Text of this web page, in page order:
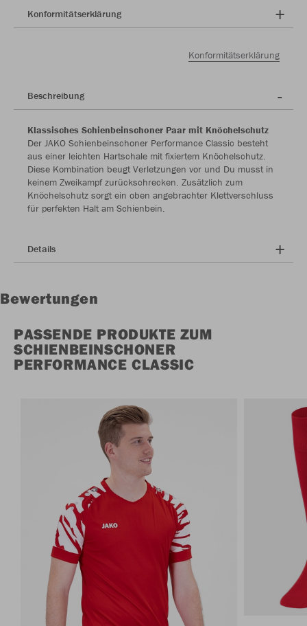
Konformitätserklärung
Konformitätserklärung
Beschreibung
Klassisches Schienbeinschoner Paar mit Knöchelschutz
Der JAKO Schienbeinschoner Performance Classic besteht
aus einer leichten Hartschale mit fixiertem Knöchelschutz.
Diese Kombination beugt Verletzungen vor und Du musst in
keinem Zweikampf zurückschrecken. Zusätzlich zum
Knöchelschutz sorgt ein oben angebrachter Klettverschluss
für perfekten Halt am Schienbein.
Details
Bewertungen
PASSENDE PRODUKTE ZUM
SCHIENBEINSCHONER
PERFORMANCE CLASSIC